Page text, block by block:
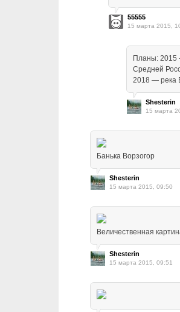
55555
15 марта 2015,
Планы: 2015
Средней
2018 — река
Shesterin
15 марта
Банька Ворзогор
Shesterin
15 марта 2015, 09:50
Величественная
Shesterin
15 марта 2015, 09:51